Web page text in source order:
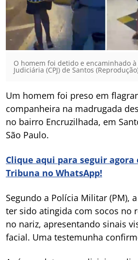
O homem foi detido e encaminhado
Judiciária (CPJ) de Santos
Um homem foi preso em
companheira na madrugada
no bairro Encruzilhada, em
São Paulo.
Clique aqui para seguir agora
Tribuna no WhatsApp!
Segundo a Polícia Militar (PM),
ter sido atingida com socos no
no nariz, apresentando sinais
facial. Uma testemunha